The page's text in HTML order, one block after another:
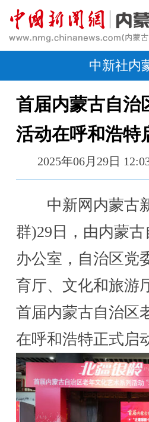
中新社内
首届内蒙古自治
活动在呼和浩特
2025年06月29日
中新网内蒙古新
群)29日，由内蒙
办公室，自治区党
育厅、文化和旅游
首届内蒙古自治区
在呼和浩特正式启